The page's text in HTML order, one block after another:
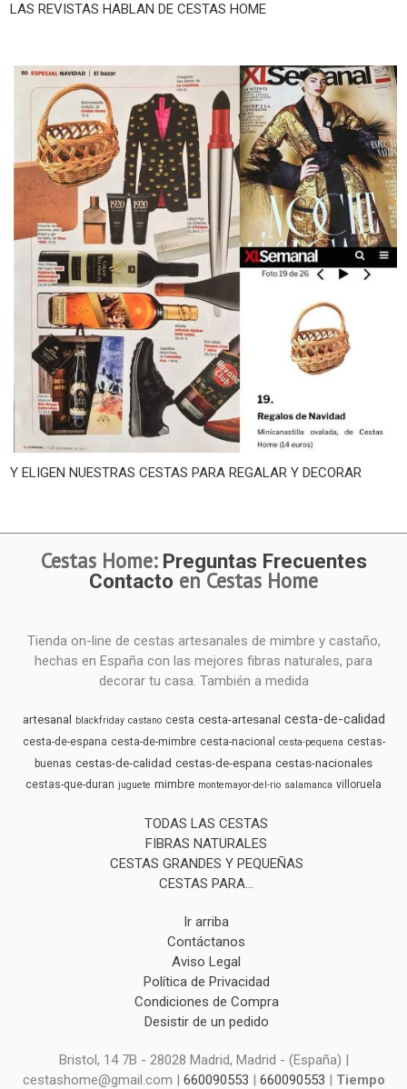
LAS REVISTAS HABLAN DE CESTAS HOME
Y ELIGEN NUESTRAS CESTAS PARA REGALAR Y DECORAR
Cestas Home: Preguntas Frecuentes
Contacto en Cestas Home
Tienda on-line de cestas artesanales de mimbre y castaño,
hechas en España con las mejores fibras naturales, para
decorar tu casa. También a medida
artesanal blackfriday castano cesta cesta-artesanal cesta-de-calidad
cesta-de-espana cesta-de-mimbre cesta-nacional cesta-pequena cestas-
buenas cestas-de-calidad cestas-de-espana cestas-nacionales
cestas-que-duran juguete mimbre montemayor-del-rio salamanca villoruela
TODAS LAS CESTAS
FIBRAS NATURALES
CESTAS GRANDES Y PEQUEÑAS
CESTAS PARA...
Ir arriba
Contáctanos
Aviso Legal
Política de Privacidad
Condiciones de Compra
Desistir de un pedido
Bristol, 14 7B - 28028 Madrid, Madrid - (España) |
cestashome@gmail.com | 660090553 | 660090553 | Tiempo